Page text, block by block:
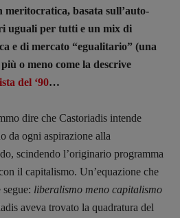
meritocratica, basata sull’auto-
uguali per tutti e un mix di
e di mercato “egualitario” (una
o meno come la descrive
del ‘90…
dire che Castoriadis intende
da ogni aspirazione alla
scindendo l’originario programma
il capitalismo. Un’equazione che
liberalismo meno capitalismo
aveva trovato la quadratura del